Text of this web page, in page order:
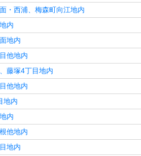
・西浦、梅森町向江地内
内
地内
他地内
藤塚4丁目地内
他地内
地内
内
他地内
地内